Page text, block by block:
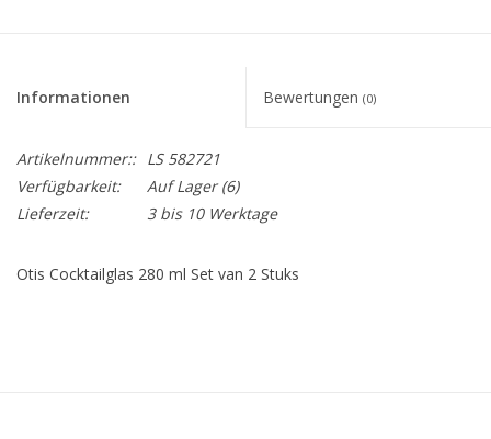
Informationen Bewertungen (0)
Artikelnummer:: LS 582721
Verfügbarkeit:
Auf Lager(6)
Lieferzeit:
3 bis 10 Werktage
Otis Cocktailglas 280 ml Set van 2 Stuks